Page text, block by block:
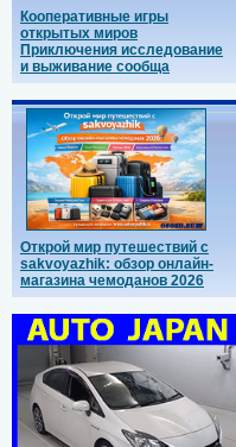
Кооперативные игры
открытых миров
Приключения исследование
и выживание сообща
Открой мир путешествий с
sakvoyazhik: обзор онлайн-
магазина чемоданов 2026